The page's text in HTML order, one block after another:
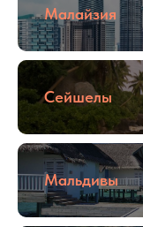
Малайзия
Сейшелы
Мальдивы